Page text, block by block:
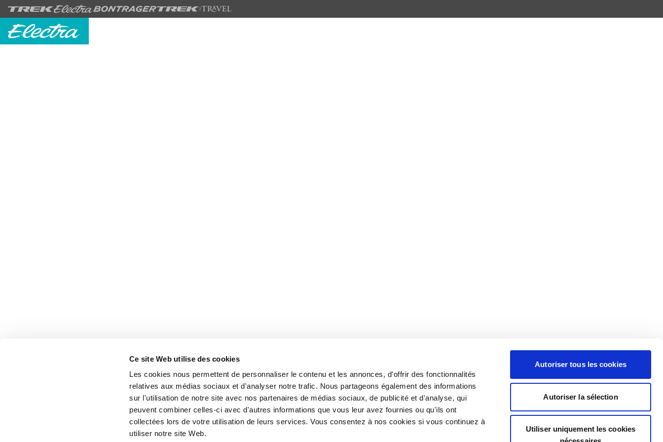
Ce site Web utilise des cookies
Les cookies nous permettent de personnaliser le contenu et les annonces, d'offrir des fonctionnalités
relatives aux médias sociaux et d'analyser notre trafic. Nous partageons également des informations
sur l'utilisation de notre site avec nos partenaires de médias sociaux, de publicité et d'analyse, qui
peuvent combiner celles-ci avec d'autres informations que vous leur avez fournies ou qu'ils ont
collectées lors de votre utilisation de leurs services. Vous consentez à nos cookies si vous continuez à
utiliser notre site Web.
Autoriser tous les cookies
Autoriser la sélection
Utiliser uniquement les cookies